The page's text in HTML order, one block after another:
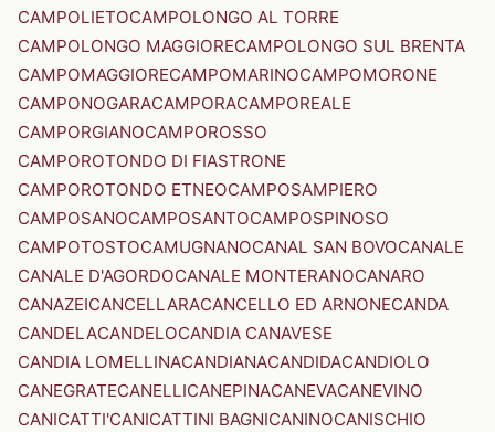
CAMPOLIETOCAMPOLONGO AL TORRE
CAMPOLONGO MAGGIORECAMPOLONGO SUL BRENTA
CAMPOMAGGIORECAMPOMARINOCAMPOMORONE
CAMPONOGARACAMPORACAMPOREALE
CAMPORGIANOCAMPOROSSO
CAMPOROTONDO DI FIASTRONE
CAMPOROTONDO ETNEOCAMPOSAMPIERO
CAMPOSANOCAMPOSANTOCAMPOSPINOSO
CAMPOTOSTOCAMUGNANOCANAL SAN BOVOCANALE
CANALE D'AGORDOCANALE MONTERANOCANARO
CANAZEICANCELLARACANCELLO ED ARNONECANDA
CANDELACANDELOCANDIA CANAVESE
CANDIA LOMELLINACANDIANACANDIDACANDIOLO
CANEGRATECANELLICANEPINACANEVACANEVINO
CANICATTI'CANICATTINI BAGNICANINOCANISCHIO